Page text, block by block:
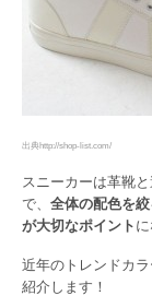
出典http://shop-list.com/
スニーカーは革靴
で、 全体の配色を
が大切なポイント に
近年のトレンドカ
紹介します！